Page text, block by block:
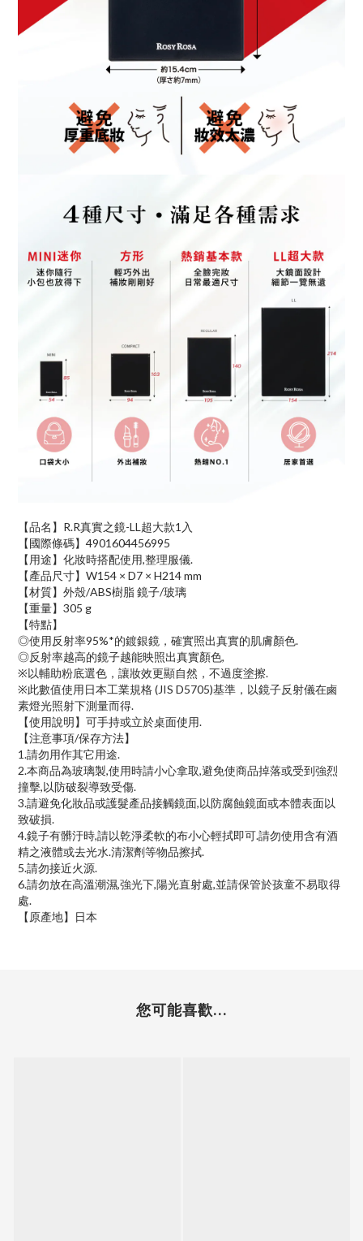
【品名】R.R真實之鏡-LL超大款1入
【國際條碼】4901604456995
【用途】化妝時搭配使用,整理服儀.
【產品尺寸】W154 × D7 × H214 mm
【材質】外殼/ABS樹脂 鏡子/玻璃
【重量】305 g
【特點】
◎使用反射率95%*的鍍銀鏡，確實照出真實的肌膚顏色.
◎反射率越高的鏡子越能映照出真實顏色,
※以輔助粉底選色，讓妝效更顯自然，不過度塗擦.
※此數值使用日本工業規格 (JIS D5705)基準，以鏡子反射儀在鹵
素燈光照射下測量而得.
【使用說明】可手持或立於桌面使用.
【注意事項/保存方法】
1.請勿用作其它用途.
2.本商品為玻璃製,使用時請小心拿取,避免使商品掉落或受到強烈
撞擊,以防破裂導致受傷.
3.請避免化妝品或護髮產品接觸鏡面,以防腐蝕鏡面或本體表面以
致破損.
4.鏡子有髒汙時,請以乾淨柔軟的布小心輕拭即可.請勿使用含有酒
精之液體或去光水.清潔劑等物品擦拭.
5.請勿接近火源.
6.請勿放在高溫潮濕,強光下,陽光直射處,並請保管於孩童不易取得
處.
【原產地】日本
您可能喜歡...